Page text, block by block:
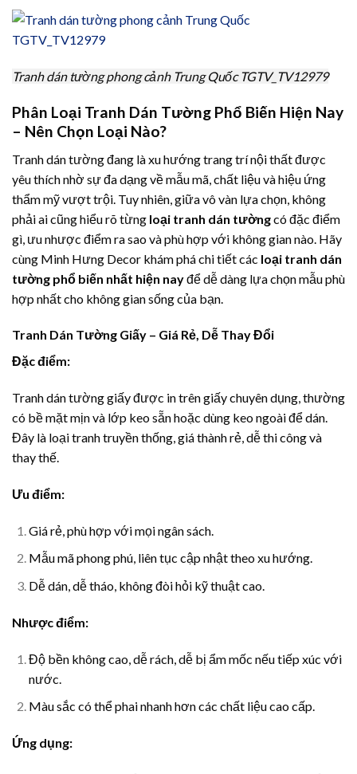
Tranh dán tường phong cảnh Trung Quốc TGTV_TV12979
Phân Loại Tranh Dán Tường Phổ Biến Hiện Nay
– Nên Chọn Loại Nào?
Tranh dán tường đang là xu hướng trang trí nội thất được
yêu thích nhờ sự đa dạng về mẫu mã, chất liệu và hiệu ứng
thẩm mỹ vượt trội. Tuy nhiên, giữa vô vàn lựa chọn, không
phải ai cũng hiểu rõ từng loại tranh dán tườngcó đặc điểm
gì, ưu nhược điểm ra sao và phù hợp với không gian nào. Hãy
cùng Minh Hưng Decor khám phá chi tiết các loại tranh dán
tường phổ biến nhất hiện nayđể dễ dàng lựa chọn mẫu phù
hợp nhất cho không gian sống của bạn.
Tranh Dán Tường Giấy – Giá Rẻ, Dễ Thay Đổi
Đặc điểm:
Tranh dán tường giấy được in trên giấy chuyên dụng, thường
có bề mặt mịn và lớp keo sẵn hoặc dùng keo ngoài để dán.
Đây là loại tranh truyền thống, giá thành rẻ, dễ thi công và
thay thế.
Ưu điểm:
Giá rẻ, phù hợp với mọi ngân sách.
Mẫu mã phong phú, liên tục cập nhật theo xu hướng.
Dễ dán, dễ tháo, không đòi hỏi kỹ thuật cao.
Nhược điểm:
Độ bền không cao, dễ rách, dễ bị ẩm mốc nếu tiếp xúc với
nước.
Màu sắc có thể phai nhanh hơn các chất liệu cao cấp.
Ứng dụng: